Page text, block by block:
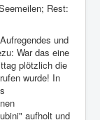
Rest:
und
War das eine
plötzlich die
wurde! In
aufholt und